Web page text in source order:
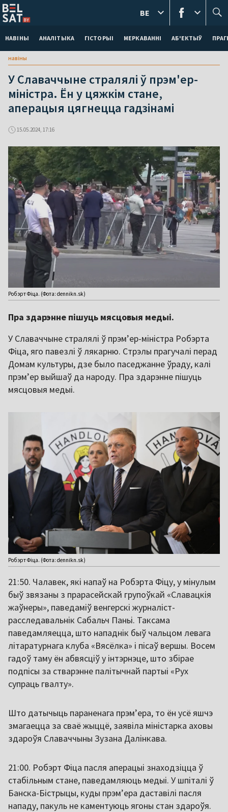
НАВІНЫ АНАЛІТЫКА ГІСТОРЫІ МЕРКАВАННI АБ'ЕКТЫЎ
BE
навіны
У Славаччыне стралялі ў прэм'ер-
міністра. Ён у цяжкім стане,
аперацыя цягнецца гадзінамі
15.05.2024, 17:16
Робэрт Фіца. (Фота: dennikn.sk)
Пра здарэнне пішуць мясцовыя медыі.
У Славаччыне стралялі ў прэм’ер-міністра Робэрта
Фіца, яго павезлі ў лякарню. Стрэлы прагучалі перад
Домам культуры, дзе было паседжанне ўраду, калі
прэм’ер выйшаў да народу. Пра здарэнне пішуць
мясцовыя медыі.
Робэрт Фіца. (Фота: dennikn.sk)
21:50. Чалавек, які напаў на Робэрта Фіцу, у мінулым
быў звязаны з прарасейскай групоўкай «Славацкія
жаўнеры», паведаміў венгерскі журналіст-
расследавальнік Сабальч Паньі. Таксама
паведамляецца, што нападнік быў чальцом левага
літаратурнага клуба «Вясёлка» і пісаў вершы. Восем
гадоў таму ён абвясціў у інтэрнэце, што збірае
подпісы за стварэнне палітычнай партыі «Рух
супраць гвалту».
Што датычыць параненага прэмʼера, то ён усё яшчэ
змагаецца за сваё жыццё, заявіла міністарка аховы
здароўя Славаччыны Зузана Далінкава.
21:00. Робэрт Фіца пасля аперацыі знаходзіцца ў
стабільным стане, паведамляюць медыі. У шпіталі ў
Банска-Бістрыцы, куды прэм’ера даставілі пасля
нападу, пакуль не каментуюць ягоны стан здароўя.